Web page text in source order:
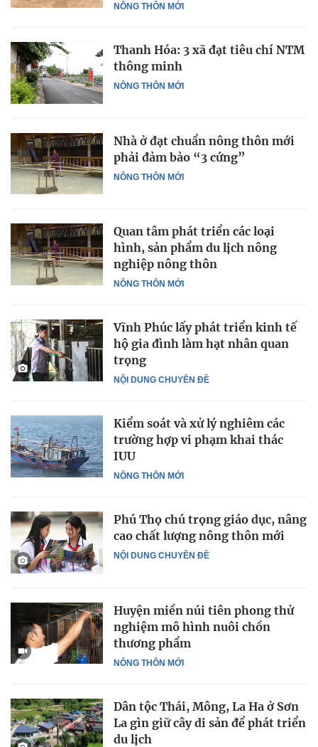
NÔNG THÔN MỚI
NÔNG THÔN MỚI
Thanh Hóa: 3 xã đạt tiêu chí NTM
thông minh
NÔNG THÔN MỚI
Nhà ở đạt chuẩn nông thôn mới
phải đảm bảo “3 cứng”
NÔNG THÔN MỚI
Quan tâm phát triển các loại
hình, sản phẩm du lịch nông
nghiệp nông thôn
NỘI DUNG CHUYÊN ĐỀ
Vĩnh Phúc lấy phát triển kinh tế
hộ gia đình làm hạt nhân quan
trọng
NÔNG THÔN MỚI
Kiểm soát và xử lý nghiêm các
trường hợp vi phạm khai thác
IUU
NỘI DUNG CHUYÊN ĐỀ
Phú Thọ chú trọng giáo dục, nâng
cao chất lượng nông thôn mới
NÔNG THÔN MỚI
Huyện miền núi tiên phong thử
nghiệm mô hình nuôi chồn
thương phẩm
Dân tộc Thái, Mông, La Ha ở Sơn
La gìn giữ cây di sản để phát triển
du lịch